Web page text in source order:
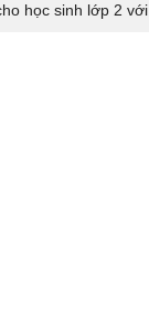
học sinh lớp 2